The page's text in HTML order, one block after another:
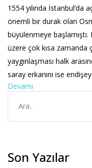
1554 yılında İstanbul’da
önemli bir durak olan
büyülenmeye başlamıştı.
üzere çok kısa zamanda
yaygınlaşması halk
saray erkanını ise
Devamı
Son Yazılar